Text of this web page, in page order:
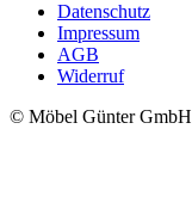
Datenschutz
Impressum
AGB
Widerruf
© Möbel Günter GmbH